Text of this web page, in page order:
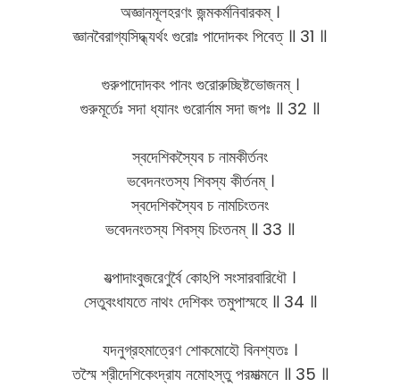
অজ্ঞানমূলহরণং জন্মকর্মনিবারকম্ ।
জ্ঞানবৈরাগ্যসিদ্ধ্যর্থং গুরোঃ পাদোদকং পিবেত্ ॥ 31 ॥
গুরুপাদোদকং পানং গুরোরুচ্ছিষ্টভোজনম্ ।
গুরুমূর্তেঃ সদা ধ্যানং গুরোর্নাম সদা জপঃ ॥ 32 ॥
স্বদেশিকস্যৈব চ নামকীর্তনং
ভবেদনংতস্য শিবস্য কীর্তনম্ ।
স্বদেশিকস্যৈব চ নামচিংতনং
ভবেদনংতস্য শিবস্য চিংতনম্ ॥ 33 ॥
যত্পাদাংবুজরেণুর্বৈ কোঽপি সংসারবারিধৌ ।
সেতুবংধাযতে নাথং দেশিকং তমুপাস্মহে ॥ 34 ॥
যদনুগ্রহমাত্রেণ শোকমোহৌ বিনশ্যতঃ ।
তস্মৈ শ্রীদেশিকেংদ্রায নমোঽস্তু পরমাত্মনে ॥ 35 ॥